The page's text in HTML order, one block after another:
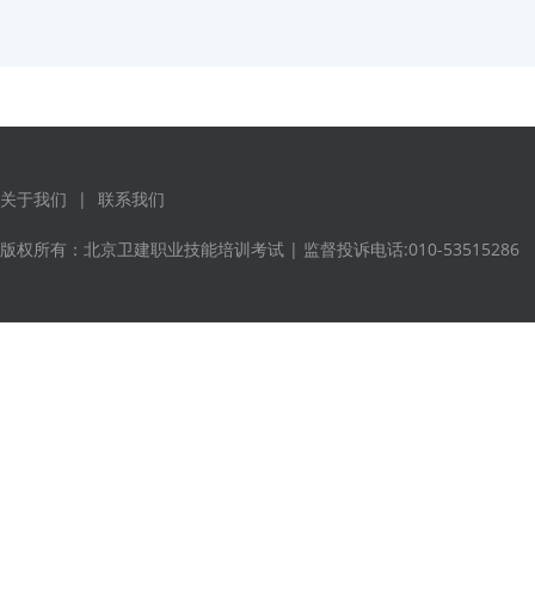
关于我们 | 联系我们
版权所有：北京卫建职业技能培训考试 | 监督投诉电话:010-